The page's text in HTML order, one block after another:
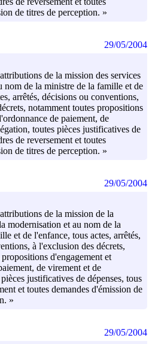
de titres de perception. »
de la mission des services
nom de la ministre de la famille et de
arrêtés, décisions ou conventions,
notamment toutes propositions
de paiement, de
toutes pièces justificatives de
de reversement et toutes
de titres de perception. »
29/05/2004
de la mission de la
modernisation et au nom de la
et de l'enfance, tous actes, arrêtés,
à l'exclusion des décrets,
d'engagement et
de virement et de
justificatives de dépenses, tous
et toutes demandes d'émission de
»
29/05/2004
29/05/2004